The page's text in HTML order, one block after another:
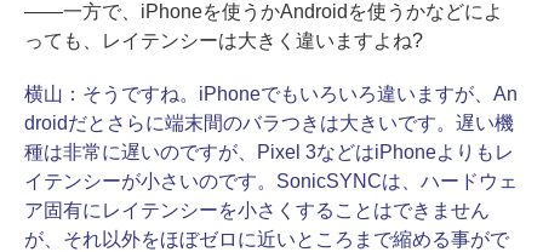
――一方で、iPhoneを使うかAndroidを使うかなどによ
っても、レイテンシーは大きく違いますよね?
横山： そうですね。iPhoneでもいろいろ違いますが、An
droidだとさらに端末間のバラつきは大きいです。遅い機
種は非常に遅いのですが、Pixel 3などはiPhoneよりもレ
イテンシーが小さいのです。SonicSYNCは、ハードウェ
ア固有にレイテンシーを小さくすることはできません
が、それ以外をほぼゼロに近いところまで縮める事がで